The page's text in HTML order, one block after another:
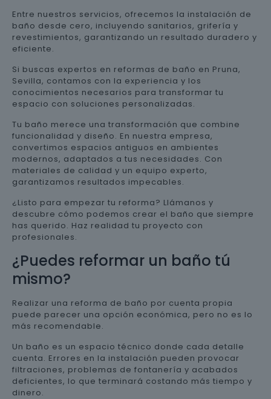
Entre nuestros servicios, ofrecemos la instalación de
baño desde cero, incluyendo sanitarios, grifería y
revestimientos, garantizando un resultado duradero y
eficiente.
Si buscas expertos en reformas de baño en Pruna,
Sevilla, contamos con la experiencia y los
conocimientos necesarios para transformar tu
espacio con soluciones personalizadas.
Tu baño merece una transformación que combine
funcionalidad y diseño. En nuestra empresa,
convertimos espacios antiguos en ambientes
modernos, adaptados a tus necesidades. Con
materiales de calidad y un equipo experto,
garantizamos resultados impecables.
¿Listo para empezar tu reforma? Llámanos y
descubre cómo podemos crear el baño que siempre
has querido. Haz realidad tu proyecto con
profesionales.
¿Puedes reformar un baño tú
mismo?
Realizar una reforma de baño por cuenta propia
puede parecer una opción económica, pero no es lo
más recomendable.
Un baño es un espacio técnico donde cada detalle
cuenta. Errores en la instalación pueden provocar
filtraciones, problemas de fontanería y acabados
deficientes, lo que terminará costando más tiempo y
dinero.